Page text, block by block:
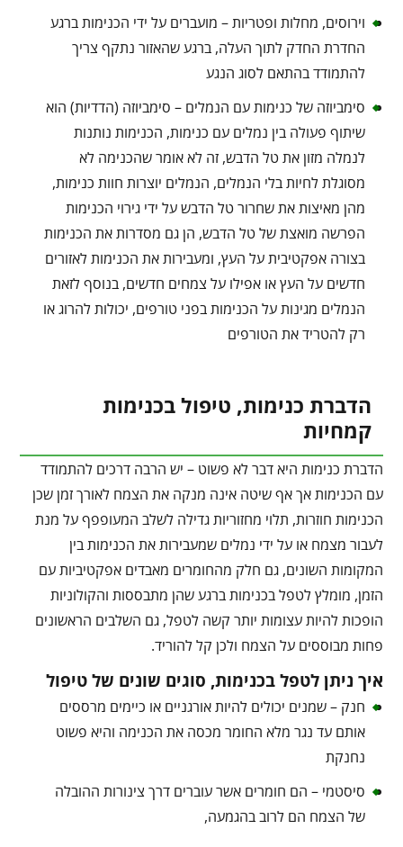
וירוסים, מחלות ופטריות – מועברים על ידי הכנימות ברגע
החדרת החדק לתוך העלה, ברגע שהאזור נתקף צריך
להתמודד בהתאם לסוג הנגע
סימביוזה של כנימות עם הנמלים – סימביוזה (הדדיות) הוא
שיתוף פעולה בין נמלים עם כנימות, הכנימות נותנות
לנמלה מזון את טל הדבש, זה לא אומר שהכנימה לא
מסוגלת לחיות בלי הנמלים, הנמלים יוצרות חוות כנימות,
מהן מאיצות את שחרור טל הדבש על ידי גירוי הכנימות
הפרשה מואצת של טל הדבש, הן גם מסדרות את הכנימות
בצורה אפקטיבית על העץ, ומעבירות את הכנימות לאזורים
חדשים על העץ או אפילו על צמחים חדשים, בנוסף לזאת
הנמלים מגינות על הכנימות בפני טורפים, יכולות להרוג או
רק להטריד את הטורפים
הדברת כנימות, טיפול בכנימות
קמחיות
הדברת כנימות היא דבר לא פשוט – יש הרבה דרכים להתמודד
עם הכנימות אך אף שיטה אינה מנקה את הצמח לאורך זמן שכן
הכנימות חוזרות, תלוי מחזוריות גדילה לשלב המעופפף על מנת
לעבור מצמח או על ידי נמלים שמעבירות את הכנימות בין
המקומות השונים, גם חלק מהחומרים מאבדים אפקטיביות עם
הזמן, מומלץ לטפל בכנימות ברגע שהן מתבססות והקולוניות
הופכות להיות עצומות יותר קשה לטפל, גם השלבים הראשונים
פחות מבוססים על הצמח ולכן קל להוריד.
איך ניתן לטפל בכנימות, סוגים שונים של טיפול
חנק – שמנים יכולים להיות אורגניים או כיימים מרססים
אותם עד נגר מלא החומר מכסה את הכנימה והיא פשוט
נחנקת
סיסטמי – הם חומרים אשר עוברים דרך צינורות ההובלה
של הצמח הם לרוב בהגמעה,